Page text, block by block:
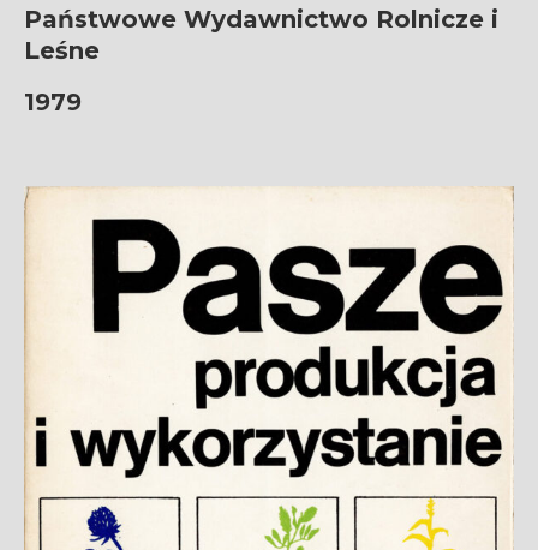
Państwowe Wydawnictwo Rolnicze i
Leśne
1979